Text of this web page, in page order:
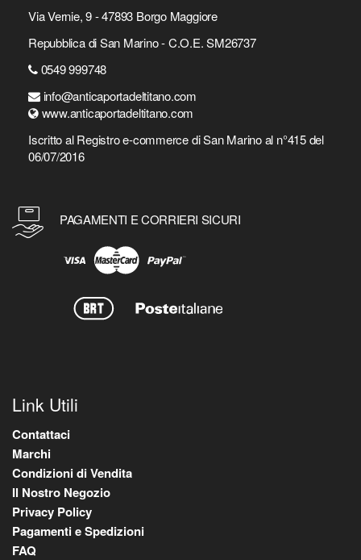
Via Vernie, 9 - 47893 Borgo Maggiore
Repubblica di San Marino - C.O.E. SM26737
0549 999748
info@anticaportadeltitano.com
www.anticaportadeltitano.com
Iscritto al Registro e-commerce di San Marino al n°415 del
06/07/2016
PAGAMENTI E CORRIERI SICURI
Link Utili
Contattaci
Marchi
Condizioni di Vendita
Il Nostro Negozio
Privacy Policy
Pagamenti e Spedizioni
FAQ